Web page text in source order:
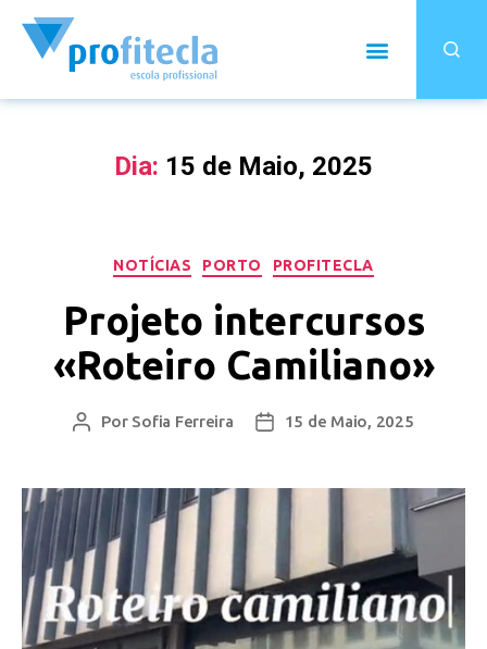
Dia: 15 de Maio, 2025
NOTÍCIAS PORTO PROFITECLA
Projeto intercursos
«Roteiro Camiliano»
Por Sofia Ferreira 15 de Maio, 2025